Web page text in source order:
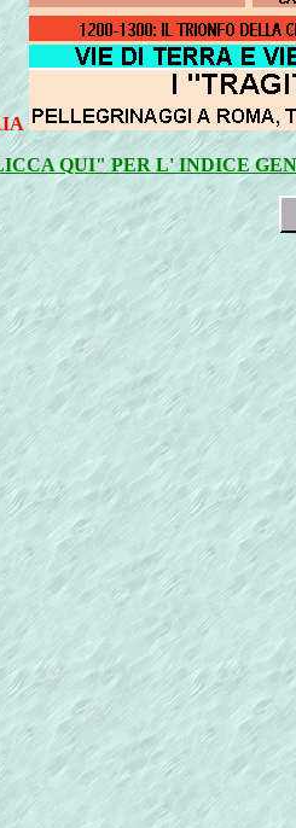
QUI" PER L' INDICE